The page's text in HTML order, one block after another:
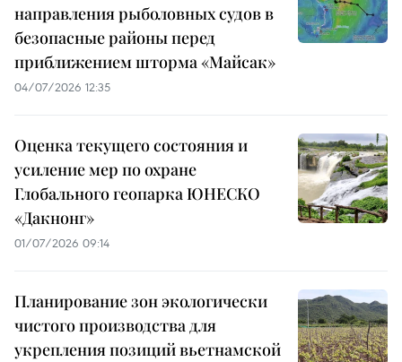
направления рыболовных судов в
безопасные районы перед
приближением шторма «Майсак»
04/07/2026 12:35
Оценка текущего состояния и
усиление мер по охране
Глобального геопарка ЮНЕСКО
«Дакнонг»
01/07/2026 09:14
Планирование зон экологически
чистого производства для
укрепления позиций вьетнамской